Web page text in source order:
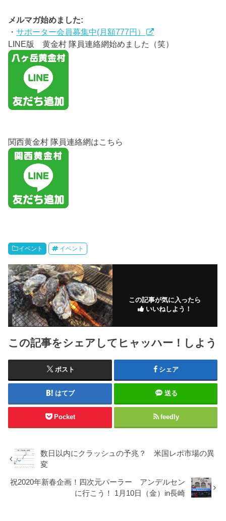
メルマガ始めました:
・サポーター会員募集中(月額777円）
LINE版 黄金村 隊員連絡網始めました（笑）
関西黄金村 隊員連絡網はこちら
イベント イベント
この記事が気に入ったら
いいねしよう！
この記事をシェアしてヒャッハー！しよう
ポスト シェア
はてブ 送る
Pocket feedly
数日以内にクラッシュの予兆？ 米国レポ市場の異
変
祝2020年新春企画！四次元パーラー アンデルセン
に行こう！ 1月10日（金）in長崎